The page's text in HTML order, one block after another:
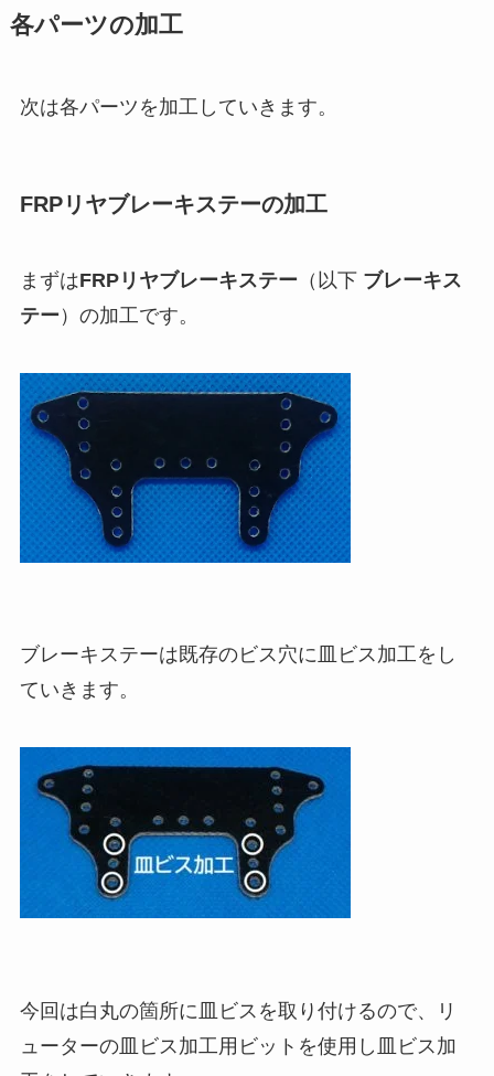
各パーツの加工
次は各パーツを加工していきます。
FRPリヤブレーキステーの加工
まずはFRPリヤブレーキステー （以下 ブレーキス
テー ）の加工です。
ブレーキステーは既存のビス穴に皿ビス加工をし
ていきます。
今回は白丸の箇所に皿ビスを取り付けるので、リ
ューターの皿ビス加工用ビットを使用し皿ビス加